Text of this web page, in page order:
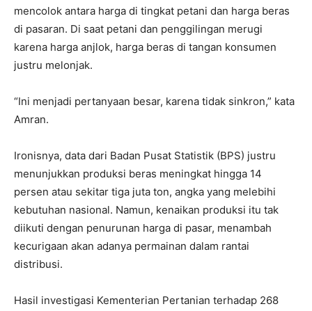
mencolok antara harga di tingkat petani dan harga beras
di pasaran. Di saat petani dan penggilingan merugi
karena harga anjlok, harga beras di tangan konsumen
justru melonjak.
“Ini menjadi pertanyaan besar, karena tidak sinkron,” kata
Amran.
Ironisnya, data dari Badan Pusat Statistik (BPS) justru
menunjukkan produksi beras meningkat hingga 14
persen atau sekitar tiga juta ton, angka yang melebihi
kebutuhan nasional. Namun, kenaikan produksi itu tak
diikuti dengan penurunan harga di pasar, menambah
kecurigaan akan adanya permainan dalam rantai
distribusi.
Hasil investigasi Kementerian Pertanian terhadap 268